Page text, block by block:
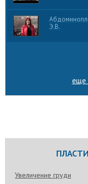
Э.В.
еще
Увеличение груди